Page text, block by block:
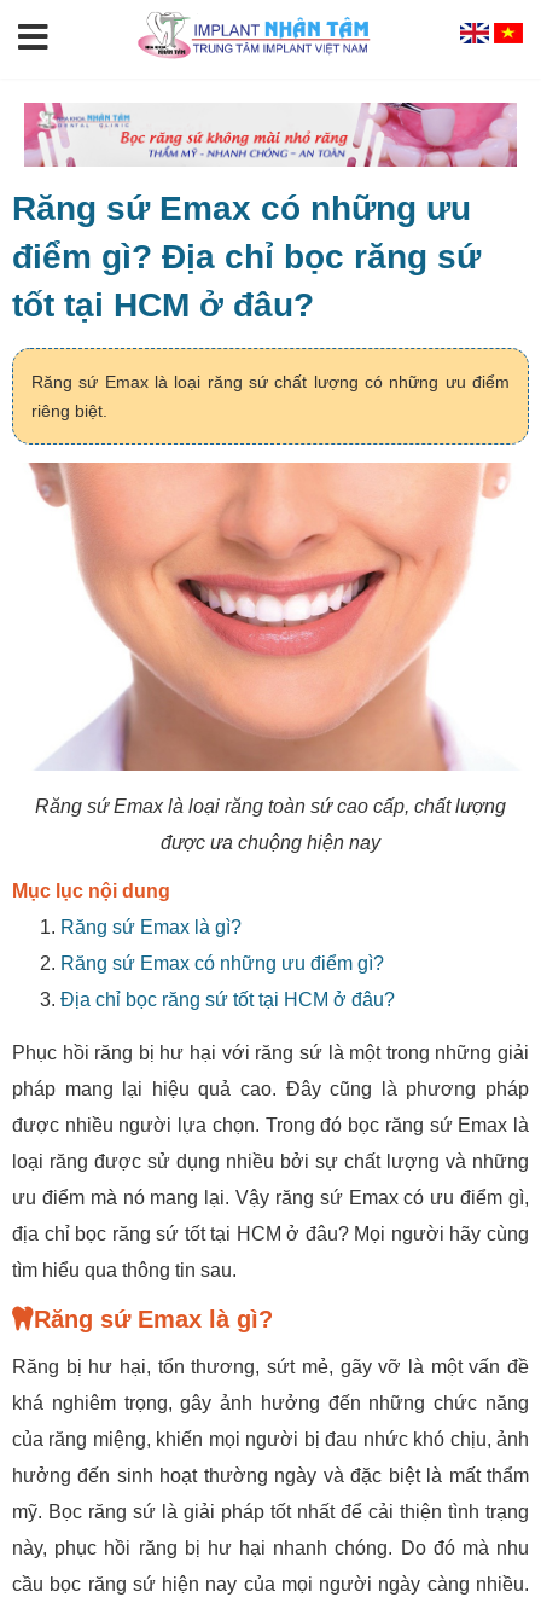
Răng sứ Emax có những ưu
điểm gì? Địa chỉ bọc răng sứ
tốt tại HCM ở đâu?
Răng sứ Emax là loại răng sứ chất lượng có những ưu điểm
riêng biệt.
Răng sứ Emax là loại răng toàn sứ cao cấp, chất lượng
được ưa chuộng hiện nay
Mục lục nội dung
Răng sứ Emax là gì?
Răng sứ Emax có những ưu điểm gì?
Địa chỉ bọc răng sứ tốt tại HCM ở đâu?
Phục hồi răng bị hư hại với răng sứ là một trong những giải
pháp mang lại hiệu quả cao. Đây cũng là phương pháp
được nhiều người lựa chọn. Trong đó bọc răng sứ Emax là
loại răng được sử dụng nhiều bởi sự chất lượng và những
ưu điểm mà nó mang lại. Vậy răng sứ Emax có ưu điểm gì,
địa chỉ bọc răng sứ tốt tại HCM ở đâu? Mọi người hãy cùng
tìm hiểu qua thông tin sau.
Răng sứ Emax là gì?
Răng bị hư hại, tổn thương, sứt mẻ, gãy vỡ là một vấn đề
khá nghiêm trọng, gây ảnh hưởng đến những chức năng
của răng miệng, khiến mọi người bị đau nhức khó chịu, ảnh
hưởng đến sinh hoạt thường ngày và đặc biệt là mất thẩm
mỹ. Bọc răng sứ là giải pháp tốt nhất để cải thiện tình trạng
này, phục hồi răng bị hư hại nhanh chóng. Do đó mà nhu
cầu bọc răng sứ hiện nay của mọi người ngày càng nhiều.